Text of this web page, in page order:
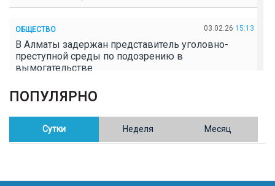
ОБЩЕСТВО 03.02.26 15:13
В Алматы задержан представитель уголовно-
преступной среды по подозрению в
вымогательстве
ОБЩЕСТВО
Полицейские пресекли незаконное выращивание
конопли в Таразе
ПОПУЛЯРНО
Сутки Неделя Месяц